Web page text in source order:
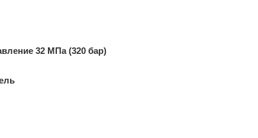
32 МПа (320 бар)